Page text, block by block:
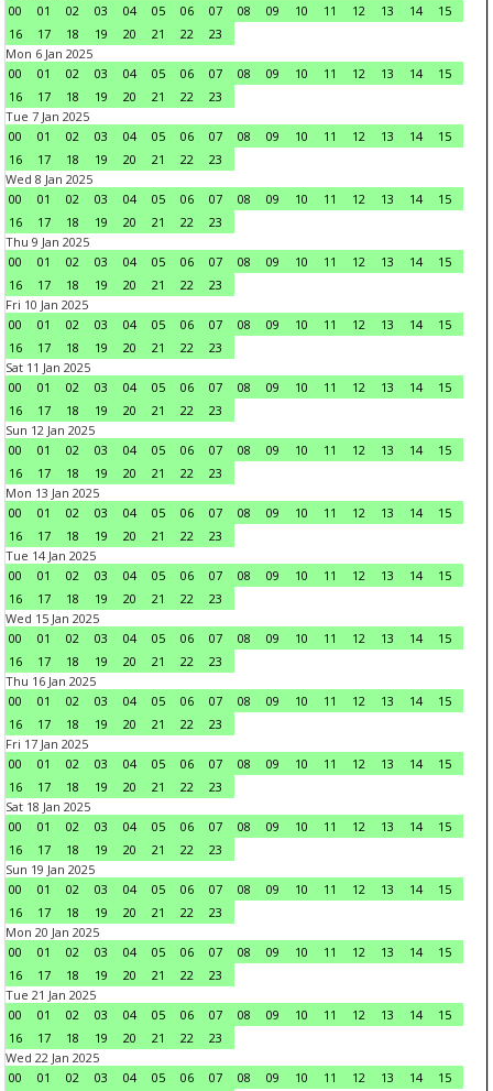
00
01 02 03 04 05 06 07 08 09 10 11 12 13 14
15
16
17 18 19 20 21 22
23
Mon 6 Jan 2025
00
01 02 03 04 05 06 07 08 09 10 11 12 13 14
15
16
17 18 19 20 21 22
23
Tue 7 Jan 2025
00
01 02 03 04 05 06 07 08 09 10 11 12 13 14
15
16
17 18 19 20 21 22
23
Wed 8 Jan 2025
00
01 02 03 04 05 06 07 08 09 10 11 12 13 14
15
16
17 18 19 20 21 22
23
Thu 9 Jan 2025
00
01 02 03 04 05 06 07 08 09 10 11 12 13 14
15
16
17 18 19 20 21 22
23
Fri 10 Jan 2025
00
01 02 03 04 05 06 07 08 09 10 11 12 13 14
15
16
17 18 19 20 21 22
23
Sat 11 Jan 2025
00
01 02 03 04 05 06 07 08 09 10 11 12 13 14
15
16
17 18 19 20 21 22
23
Sun 12 Jan 2025
00
01 02 03 04 05 06 07 08 09 10 11 12 13 14
15
16
17 18 19 20 21 22
23
Mon 13 Jan 2025
00
01 02 03 04 05 06 07 08 09 10 11 12 13 14
15
16
17 18 19 20 21 22
23
Tue 14 Jan 2025
00
01 02 03 04 05 06 07 08 09 10 11 12 13 14
15
16
17 18 19 20 21 22
23
Wed 15 Jan 2025
00
01 02 03 04 05 06 07 08 09 10 11 12 13 14
15
16
17 18 19 20 21 22
23
Thu 16 Jan 2025
00
01 02 03 04 05 06 07 08 09 10 11 12 13 14
15
16
17 18 19 20 21 22
23
Fri 17 Jan 2025
00
01 02 03 04 05 06 07 08 09 10 11 12 13 14
15
16
17 18 19 20 21 22
23
Sat 18 Jan 2025
00
01 02 03 04 05 06 07 08 09 10 11 12 13 14
15
16
17 18 19 20 21 22
23
Sun 19 Jan 2025
00
01 02 03 04 05 06 07 08 09 10 11 12 13 14
15
16
17 18 19 20 21 22
23
Mon 20 Jan 2025
00
01 02 03 04 05 06 07 08 09 10 11 12 13 14
15
16
17 18 19 20 21 22
23
Tue 21 Jan 2025
00
01 02 03 04 05 06 07 08 09 10 11 12 13 14
15
16
17 18 19 20 21 22
23
Wed 22 Jan 2025
00
01 02 03 04 05 06 07 08 09 10 11 12 13 14
15